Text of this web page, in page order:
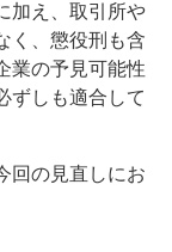
加え、取引所や
く、懲役刑も含
業の予見可能性
ずしも適合して
回の見直しにお